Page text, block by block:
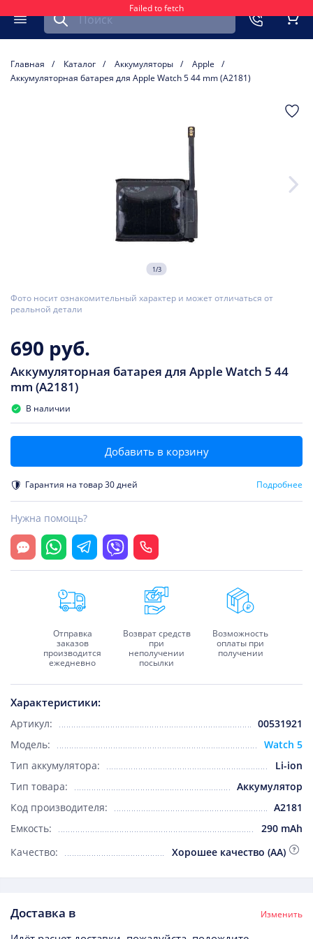
Failed to fetch
Меню
Найти запчасть для мобильного устройства
Главная Каталог Аккумуляторы
Apple
Аккумуляторная батарея для Apple Watch 5 44 mm (A2181)
1/3
Фото носит ознакомительный характер и может отличаться от
реальной детали
Характеристики:
Артикул:
00531921
Модель:
Watch 5
Тип аккумулятора:
Li-ion
Тип товара:
Аккумулятор
Код производителя:
A2181
Емкость:
290 mAh
Качество:
Хорошее качество (AA)
690 руб.
Аккумуляторная батарея для Apple Watch 5 44
mm (A2181)
В наличии
Добавить в корзину
Гарантия на товар 30 дней Подробнее
Нужна помощь?
Открыть чат
WhatsappTelegramViber Позвонить
Доставка в Изменить
Отправка
заказов
производится
ежедневно
Возврат средств
при
неполучении
посылки
Возможность
оплаты при
получении